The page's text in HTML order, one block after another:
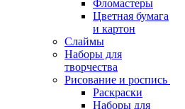
Фломастеры
Цветная бумага
и картон
Слаймы
Наборы для
творчества
Рисование и роспись
Раскраски
Наборы для